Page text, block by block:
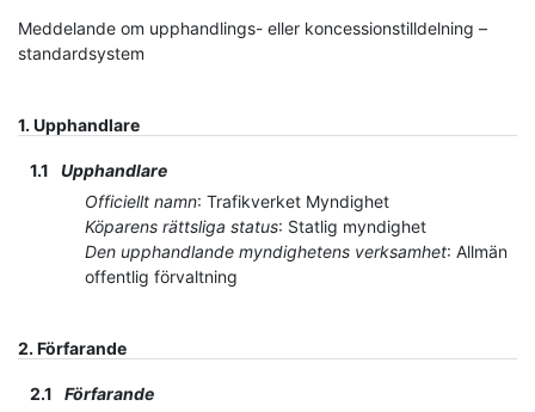
Meddelande om upphandlings- eller koncessionstilldelning –
standardsystem
1. Upphandlare
1.1
Upphandlare
Officiellt namn: Trafikverket Myndighet
Köparens rättsliga status: Statlig myndighet
Den upphandlande myndighetens verksamhet: Allmän
offentlig förvaltning
2. Förfarande
2.1
Förfarande